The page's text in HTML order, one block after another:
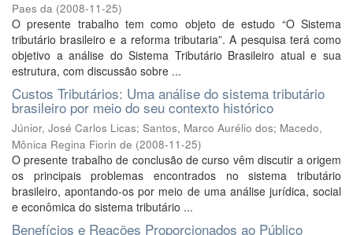
Paes da (2008-11-25)
O presente trabalho tem como objeto de estudo “O Sistema
tributário brasileiro e a reforma tributaria”. A pesquisa terá como
objetivo a análise do Sistema Tributário Brasileiro atual e sua
estrutura, com discussão sobre ...
Custos Tributários: Uma análise do sistema tributário
brasileiro por meio do seu contexto histórico
Júnior, José Carlos Licas; Santos, Marco Aurélio dos; Macedo,
Mônica Regina Fiorin de (2008-11-25)
O presente trabalho de conclusão de curso vêm discutir a origem
os principais problemas encontrados no sistema tributário
brasileiro, apontando-os por meio de uma análise jurídica, social
e econômica do sistema tributário ...
Benefícios e Reações Proporcionados ao Público